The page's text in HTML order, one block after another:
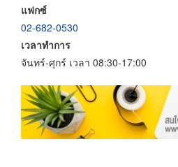
แฟกซ์
02-682-0530
เวลาทำการ
จันทร์-ศุกร์ เวลา 08:30-17:00